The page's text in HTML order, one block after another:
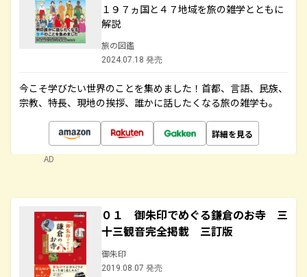
１９７ヵ国と４７地域を旅の雑学とともに
解説
旅の図鑑
2024.07.18 発売
今こそ学びたい世界のことを集めました！首都、言語、民族、
宗教、特長、現地の挨拶、誰かに話したくなる旅の雑学も。
詳細を見る
AD
０１ 御朱印でめぐる鎌倉のお寺 三
十三観音完全掲載 三訂版
御朱印
2019.08.07 発売